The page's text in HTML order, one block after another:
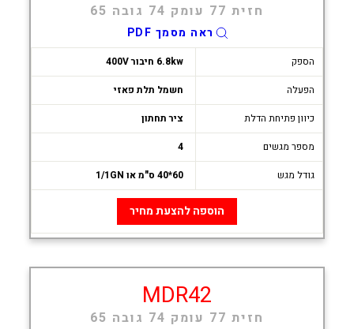
חזית 77 עומק 74 גובה 65
ראה מסמך PDF
הספק
6.8kw חיבור 400V
הפעלה
חשמל תלת פאזי
כיוון פתיחת הדלת
ציר תחתון
מספר מגשים
4
גודל מגש
60*40 ס"מ או 1/1GN
הוספה להצעת מחיר
MDR42
חזית 77 עומק 74 גובה 65